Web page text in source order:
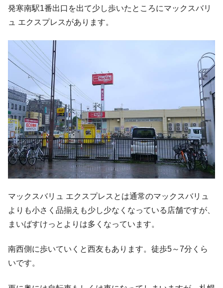
発寒南駅1番出口を出て少し歩いたところにマックスバリ
ュ エクスプレスがあります。
マックスバリュ エクスプレスとは通常のマックスバリュ
よりも小さく品揃えも少し少なくなっている店舗ですが、
まいばすけっとよりは多くなっています。
南西側に歩いていくと西友もあります。徒歩5～7分くら
いです。